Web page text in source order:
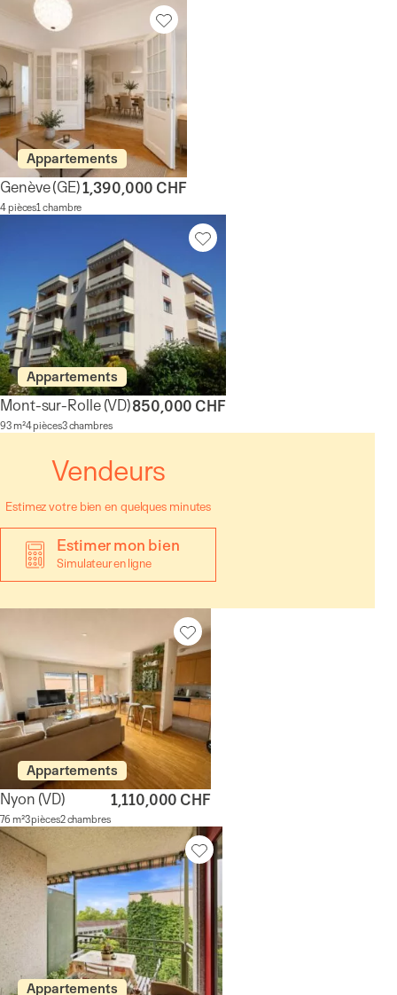
Appartements
Genève(GE)
4 pièces1 chambre
1,390,000 CHF
Appartements
Mont-sur-Rolle (VD)
93 m²4 pièces3 chambres
850,000 CHF
Vendeurs
Estimez votre bien en quelques minutes
Estimer mon bien
Simulateur en ligne
Appartements
Nyon (VD)
76 m²3 pièces2 chambres
1,110,000 CHF
Appartements